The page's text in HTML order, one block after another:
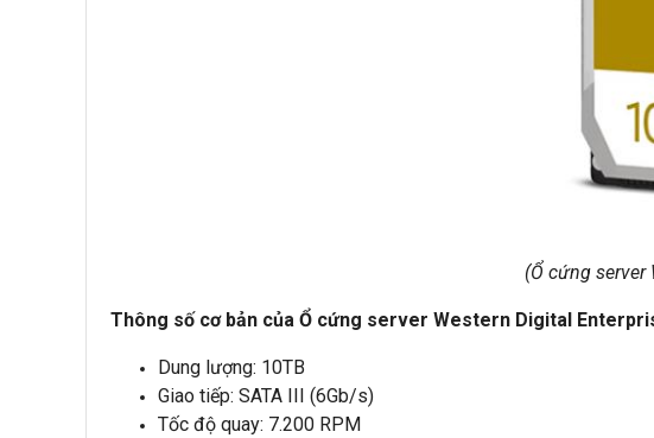
(Ổ cứng server
Thông số cơ bản của Ổ cứng server Western Digital
Dung lượng: 10TB
Giao tiếp: SATA III (6Gb/s)
Tốc độ quay: 7.200 RPM